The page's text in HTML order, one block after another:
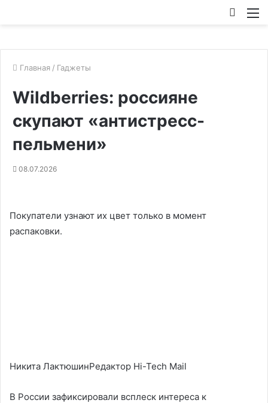
Главная / Гаджеты
Wildberries: россияне
скупают «антистресс-
пельмени»
08.07.2026
Покупатели узнают их цвет только в момент
распаковки.
Никита ЛактюшинРедактор Hi-Tech Mail
В России зафиксировали всплеск интереса к